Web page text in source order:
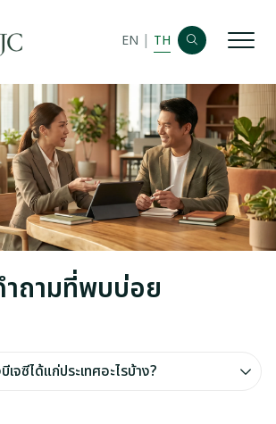
EN | TH
ถามที่พบบ่อย
จซีได้แก่ประเทศอะไรบ้าง?